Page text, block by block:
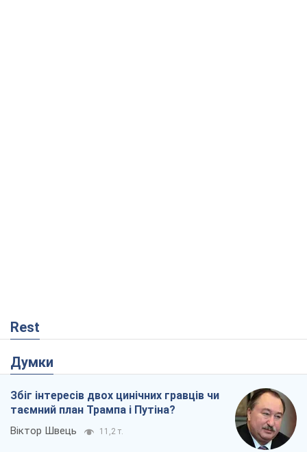
Rest
Думки
Збіг інтересів двох цинічних гравців чи
таємний план Трампа і Путіна?
Віктор Швець 11,2 т.